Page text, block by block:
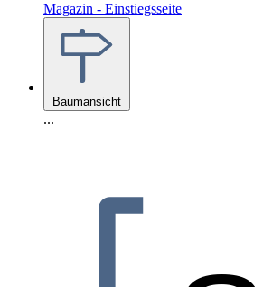
Magazin - Einstiegsseite
Baumansicht
...